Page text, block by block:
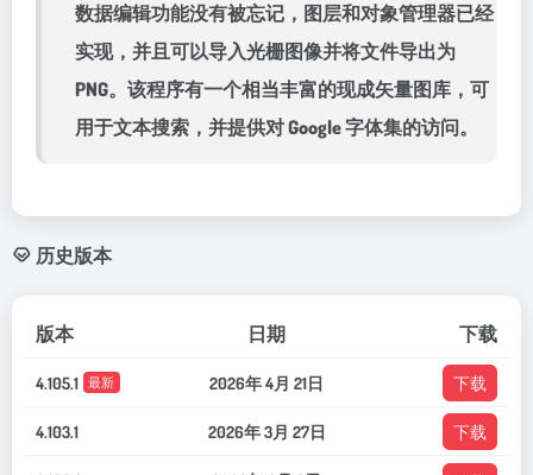
数据编辑功能没有被忘记，图层和对象管理器已经
实现，并且可以导入光栅图像并将文件导出为
PNG。该程序有一个相当丰富的现成矢量图库，可
用于文本搜索，并提供对 Google 字体集的访问。
历史版本
版本 日期 下载
4.105.1 最新 2026年 4月 21日 下载
4.103.1 2026年 3月 27日 下载